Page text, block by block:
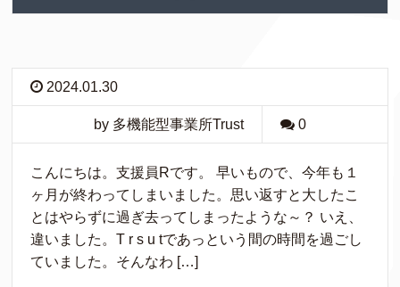
2024.01.30
by 多機能型事業所Trust 0
こんにちは。支援員Rです。 早いもので、今年も１
ヶ月が終わってしまいました。思い返すと大したこ
とはやらずに過ぎ去ってしまったような～？ いえ、
違いました。T r s u tであっという間の時間を過ごし
ていました。そんなわ […]